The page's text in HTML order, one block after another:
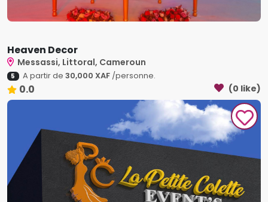
Heaven Decor
Messassi, Littoral, Cameroun
5 A partir de 30,000 XAF/personne.
0.0 (0 like)